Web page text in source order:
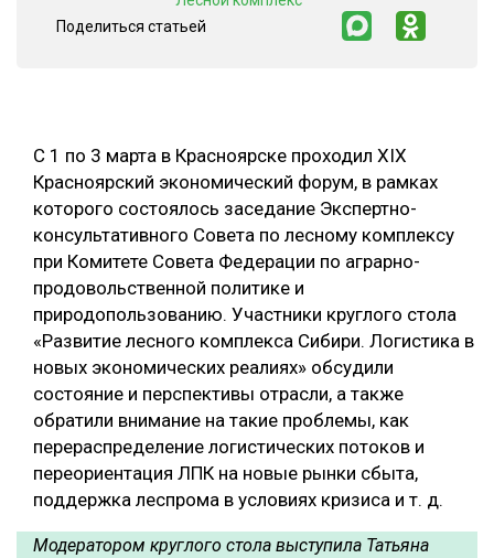
СУШКА ДРЕВЕСИНЫ
С 1 по 3 марта в Красноярске проходил XIX
Красноярский экономический форум, в рамках
которого состоялось заседание Экспертно-
консультативного Совета по лесному комплексу
при Комитете Совета Федерации по аграрно-
продовольственной политике и
природопользованию. Участники круглого стола
«Развитие лесного комплекса Сибири. Логистика в
новых экономических реалиях» обсудили
состояние и перспективы отрасли, а также
обратили внимание на такие проблемы, как
перераспределение логистических потоков и
переориентация ЛПК на новые рынки сбыта,
поддержка леспрома в условиях кризиса и т. д.
Модератором круглого стола выступила Татьяна
Поделиться статьей